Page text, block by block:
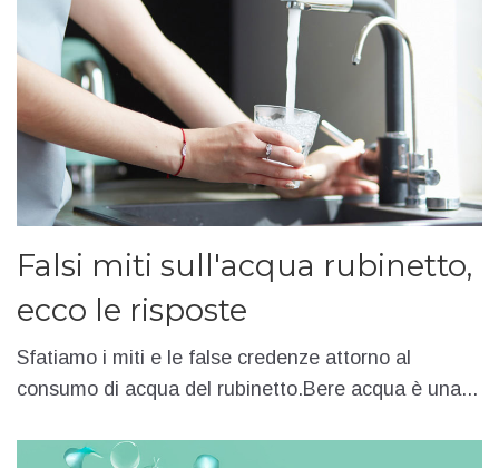
Falsi miti sull'acqua rubinetto,
ecco le risposte
Sfatiamo i miti e le false credenze attorno al
consumo di acqua del rubinetto.Bere acqua è una...